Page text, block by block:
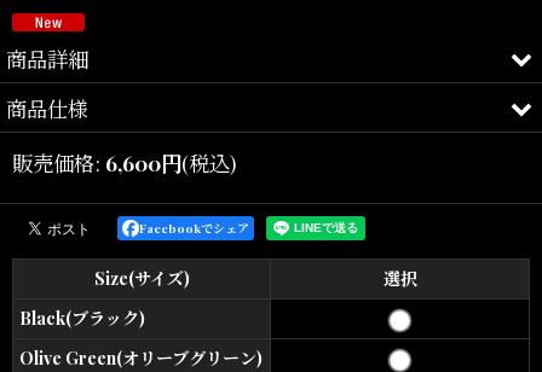
商品詳細
LFYT by Lafayette
（エルエフワイティー / ラファイエット）
高機能SUPPLEXナイロンを採用した
5パネル仕様のアクティブキャップ。
ランニングキャップをベースにしながらも、
都市生活に溶け込むシャープなシルエットへと再構築。
低めに設計されたクラウンと、
商品仕様
販売価格: 6,600円(税込)
Facebookでシェア
Size(サイズ)
選択
Black(ブラック)
Olive Green(オリーブグリーン)